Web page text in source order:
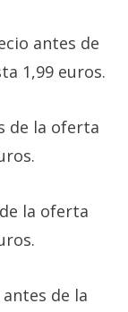
antes de
1,99 euros.
de la oferta
la oferta
de la